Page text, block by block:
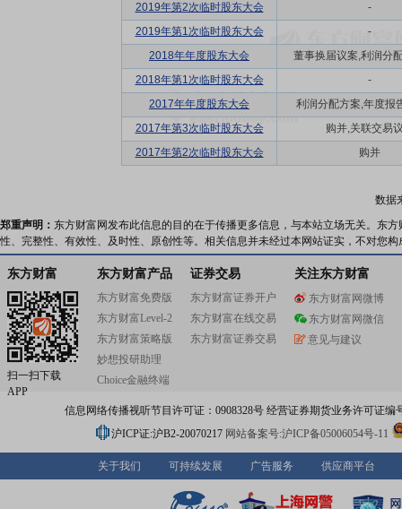
2019年第2次临时股东大会
-
2019年第1次临时股东大会
-
2018年年度股东大会
董事换届议案,利润分
2018年第1次临时股东大会
-
2017年年度股东大会
利润分配方案,年度报
2017年第3次临时股东大会
购并,关联交易
2017年第2次临时股东大会
购并
数据
郑重声明： 东方财富网发布此信息的目的在于传播更多信息，与本站立场无关。东
性、完整性、有效性、及时性、原创性等。相关信息并未经过本网站证实，不对您
东方财富
扫一扫下载
APP
东方财富产品
东方财富免费版
东方财富Level-2
东方财富策略版
妙想投研助理
Choice金融终端
证券交易
东方财富证券开户
东方财富在线交易
东方财富证券交易
关注东方财富
东方财富网微博
东方财富网微信
意见与建议
信息网络传播视听节目许可证：0908328号 经营证券期货业务许可证编
沪ICP证:沪B2-20070217 网站备案号:沪ICP备05006054号-11
关于我们 可持续发展 广告服务 供应商平台